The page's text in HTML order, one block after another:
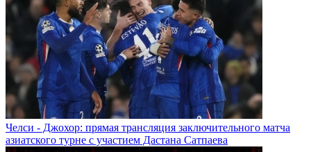
Челси - Джохор: прямая трансляция заключительного матча
азиатского турне с участием Дастана Сатпаева